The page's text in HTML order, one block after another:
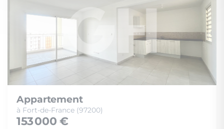
Appartement
à Fort-de-France (97200)
153 000 €